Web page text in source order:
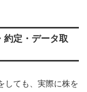
定・データ取
しても、実際に株を